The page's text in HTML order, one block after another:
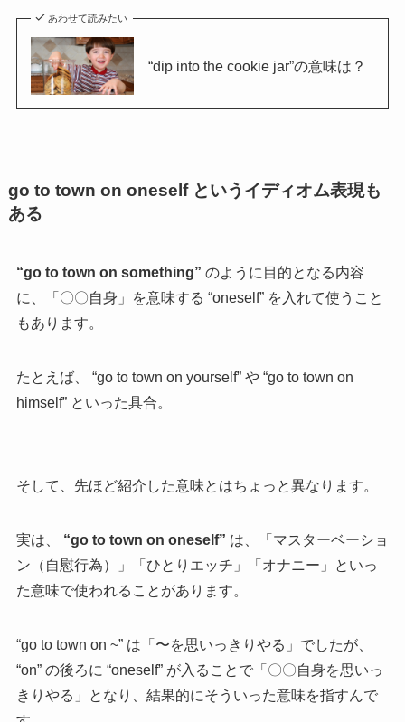
あわせて読みたい
“dip into the cookie jar”の意味は？
go to town on oneself というイディオム表現も
ある
“go to town on something” のように 目的となる内容
に、「〇〇自身」を意味する “oneself” を入れて使うこと
もあります。
たとえば、 “go to town on yourself” や “go to town on
himself” といった具合。
そして、先ほど紹介した意味とはちょっと異なります。
実は、 “go to town on oneself” は、「マスターベーショ
ン（自慰行為）」「ひとりエッチ」「オナニー」といっ
た意味で使われることがあります。
“go to town on ~” は「〜を思いっきりやる」でしたが、
“on” の後ろに “oneself” が入ることで「〇〇自身を思いっ
きりやる」となり、結果的にそういった意味を指すんで